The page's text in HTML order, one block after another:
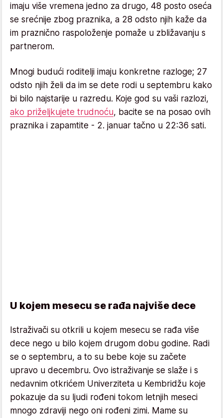
imaju više vremena jedno za drugo, 48 posto oseća
se srećnije zbog praznika, a 28 odsto njih kaže da
im praznično raspoloženje pomaže u zbližavanju s
partnerom.
Mnogi budući roditelji imaju konkretne razloge; 27
odsto njih želi da im se dete rodi u septembru kako
bi bilo najstarije u razredu. Koje god su vaši razlozi,
ako priželjkujete trudnoću, bacite se na posao ovih
praznika i zapamtite - 2. januar tačno u 22:36 sati.
U kojem mesecu se rađa najviše dece
Istraživači su otkrili u kojem mesecu se rađa više
dece nego u bilo kojem drugom dobu godine. Radi
se o septembru, a to su bebe koje su začete
upravo u decembru. Ovo istraživanje se slaže i s
nedavnim otkrićem Univerziteta u Kembridžu koje
pokazuje da su ljudi rođeni tokom letnjih meseci
mnogo zdraviji nego oni rođeni zimi. Mame su